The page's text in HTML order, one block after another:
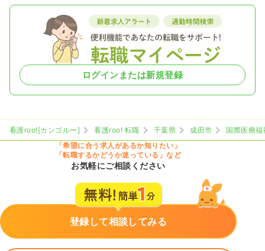
ログインまたは新規登録
看護roo![カンゴルー] 看護roo! 転職 千葉県 成田市
国際医療
「希望に合う求人があるか知りたい」
「転職するかどうか迷っている」など
お気軽にご相談ください
登録して相談してみる